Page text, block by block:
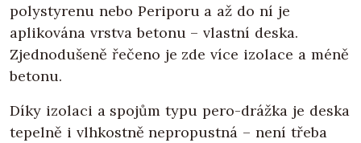
polystyrenu nebo Periporu a až do ní je
aplikována vrstva betonu – vlastní deska.
Zjednodušeně řečeno je zde více izolace a méně
betonu.
Díky izolaci a spojům typu pero-drážka je deska
tepelně i vlhkostně nepropustná – není třeba